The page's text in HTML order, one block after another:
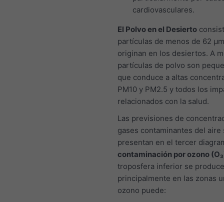
cardiovasculares.
El Polvo en el Desierto
partículas de menos de 62
originan en los desiertos. A
partículas de polvo son
que conduce a altas
PM10 y PM2.5 y todos los
relacionados con la salud.
Las previsiones de
gases contaminantes del aire
presentan en el tercer
contaminación por ozono
troposfera inferior se produce
principalmente en las zonas
ozono puede: